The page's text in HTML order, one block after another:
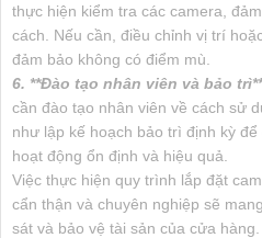
thực hiện kiểm tra các camera,
cách. Nếu cần, điều chỉnh vị trí
đảm bảo không có điểm mù.
6. **Đào tạo nhân viên và bảo
cần đào tạo nhân viên về cách sử
như lập kế hoạch bảo trì định kỳ
hoạt động ổn định và hiệu quả.
Việc thực hiện quy trình lắp đặt
cẩn thận và chuyên nghiệp sẽ
sát và bảo vệ tài sản của cửa hàng.